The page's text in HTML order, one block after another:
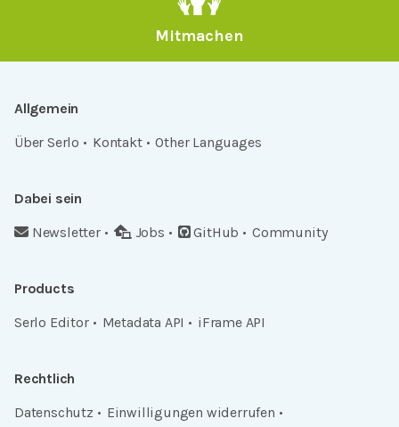
Mitmachen
Allgemein
Über Serlo
Kontakt Other Languages
Dabei sein
Newsletter
Jobs GitHub Community
Products
Serlo Editor
Metadata API iFrame API
Rechtlich
Datenschutz
Einwilligungen widerrufen